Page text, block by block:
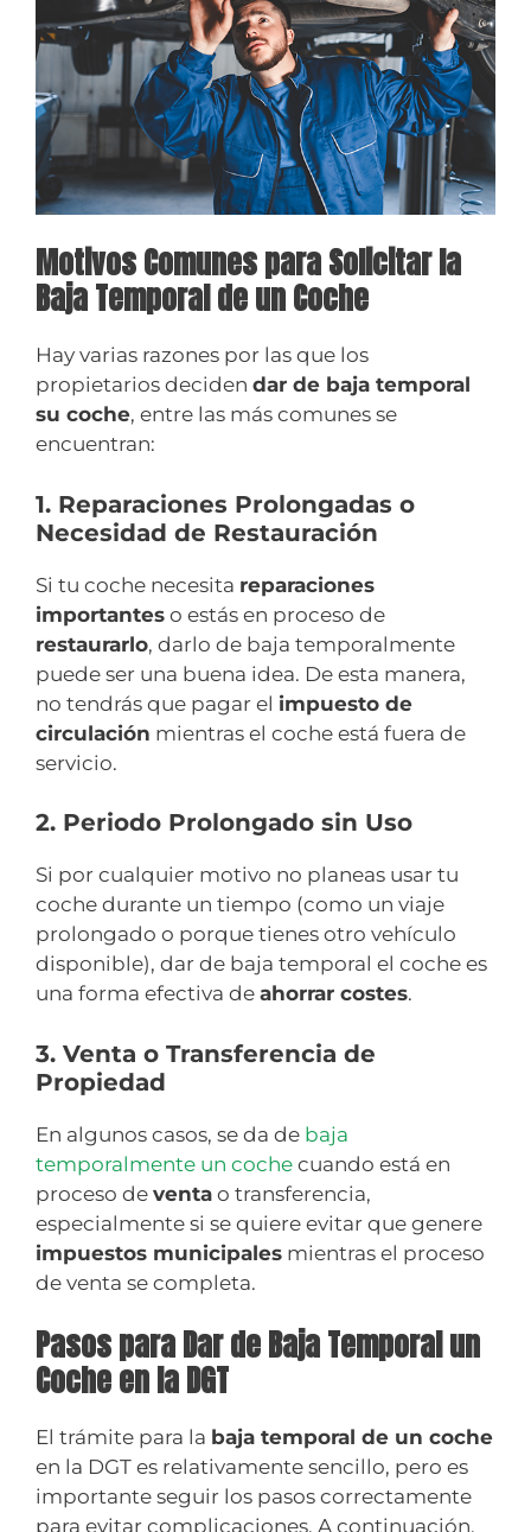
Motivos Comunes para Solicitar la
Baja Temporal de un Coche
Hay varias razones por las que los
propietarios deciden dar de baja temporal
su coche, entre las más comunes se
encuentran:
1. Reparaciones Prolongadas o
Necesidad de Restauración
Si tu coche necesita reparaciones
importantes o estás en proceso de
restaurarlo, darlo de baja temporalmente
puede ser una buena idea. De esta manera,
no tendrás que pagar el impuesto de
circulación mientras el coche está fuera de
servicio.
2. Periodo Prolongado sin Uso
Si por cualquier motivo no planeas usar tu
coche durante un tiempo (como un viaje
prolongado o porque tienes otro vehículo
disponible), dar de baja temporal el coche es
una forma efectiva de ahorrar costes.
3. Venta o Transferencia de
Propiedad
En algunos casos, se da de baja
temporalmente un coche cuando está en
proceso de venta o transferencia,
especialmente si se quiere evitar que genere
impuestos municipales mientras el proceso
de venta se completa.
Pasos para Dar de Baja Temporal un
Coche en la DGT
El trámite para la baja temporal de un coche
en la DGT es relativamente sencillo, pero es
importante seguir los pasos correctamente
para evitar complicaciones. A continuación,